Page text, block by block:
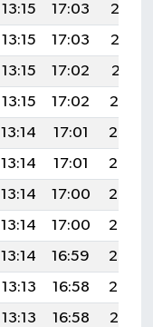
13:15 17:03
20:13
13:15 17:03
20:12
13:15 17:02
20:11
13:15 17:02
20:10
13:14 17:01
20:08
13:14 17:01
20:07
13:14 17:00
20:06
13:14 17:00
20:05
13:14 16:59
20:03
13:13 16:58
20:02
13:13 16:58
20:01